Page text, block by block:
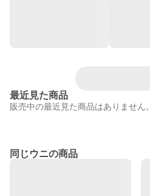
最近見た商品
販売中の最近見た商品はありません。
同じウニの商品